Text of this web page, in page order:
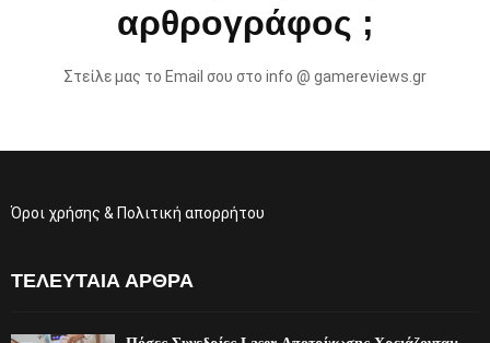
αρθρογράφος ;
Στείλε μας το Email σου στο info @ gamereviews.gr
Όροι χρήσης & Πολιτική απορρήτου
ΤΕΛΕΥΤΑΊΑ ΆΡΘΡΑ